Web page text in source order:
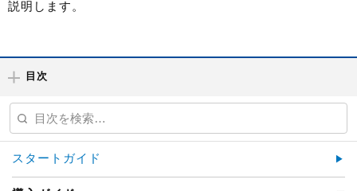
説明します。
目次
スタートガイド